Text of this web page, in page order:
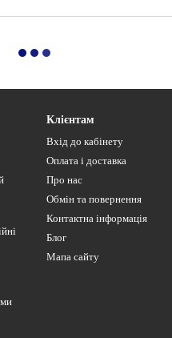
Клієнтам
Вхід до кабінету
Оплата і доставка
Про нас
Обмін та повернення
Контактна інформація
Блог
Мапа сайту